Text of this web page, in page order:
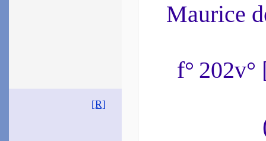
[R]
Maurice
f°